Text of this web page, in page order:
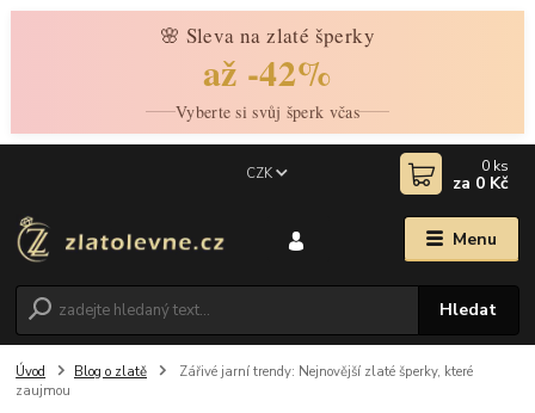
🌸 Sleva na zlaté šperky
až -42%
Vyberte si svůj šperk včas
Menu
CZK
Hledat
0 ks
za 0 Kč
Úvod Blog o zlatě
Zářivé jarní trendy: Nejnovější zlaté šperky, které
zaujmou